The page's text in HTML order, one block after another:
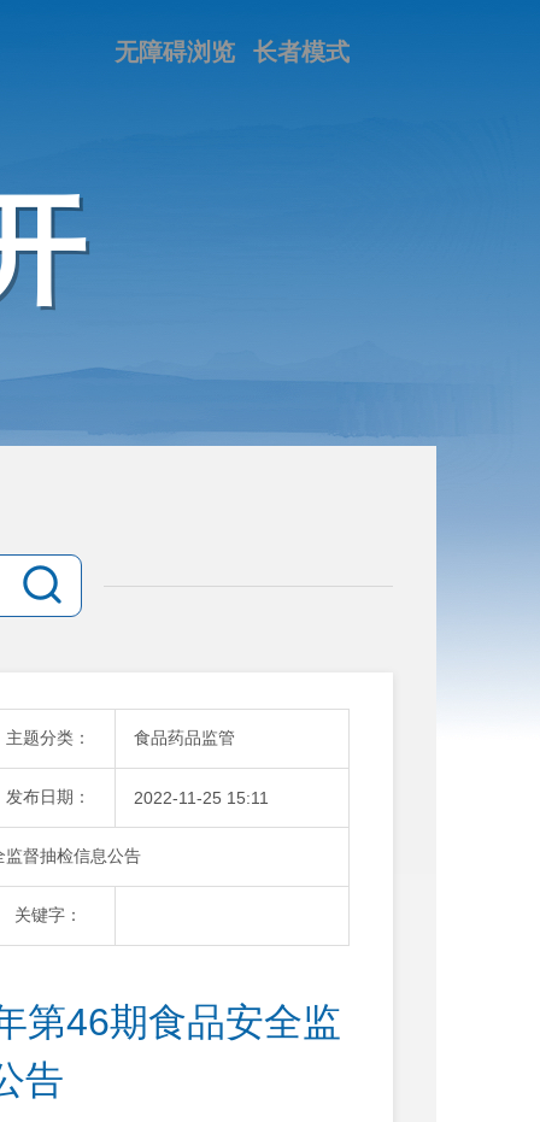
长者模式
无障碍浏览
主题分类： 食品药品监管
发布日期： 2022-11-25 15:11
督抽检信息公告
关键字：
第46期食品安全监
告